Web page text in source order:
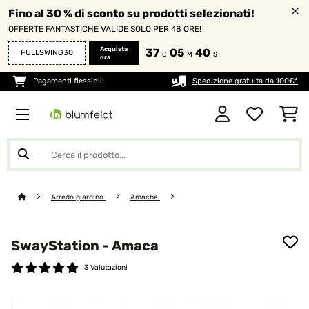
Fino al 30 % di sconto su prodotti selezionati!
OFFERTE FANTASTICHE VALIDE SOLO PER 48 ORE!
FULLSWING30
Acquista
ora
37 O 05 M 38 S
Pagamenti flessibili Spedizione gratuita da 100€*
Arredo giardino Amache
SwayStation - Amaca
3 Valutazioni